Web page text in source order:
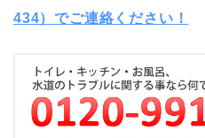
434）でご連絡ください！